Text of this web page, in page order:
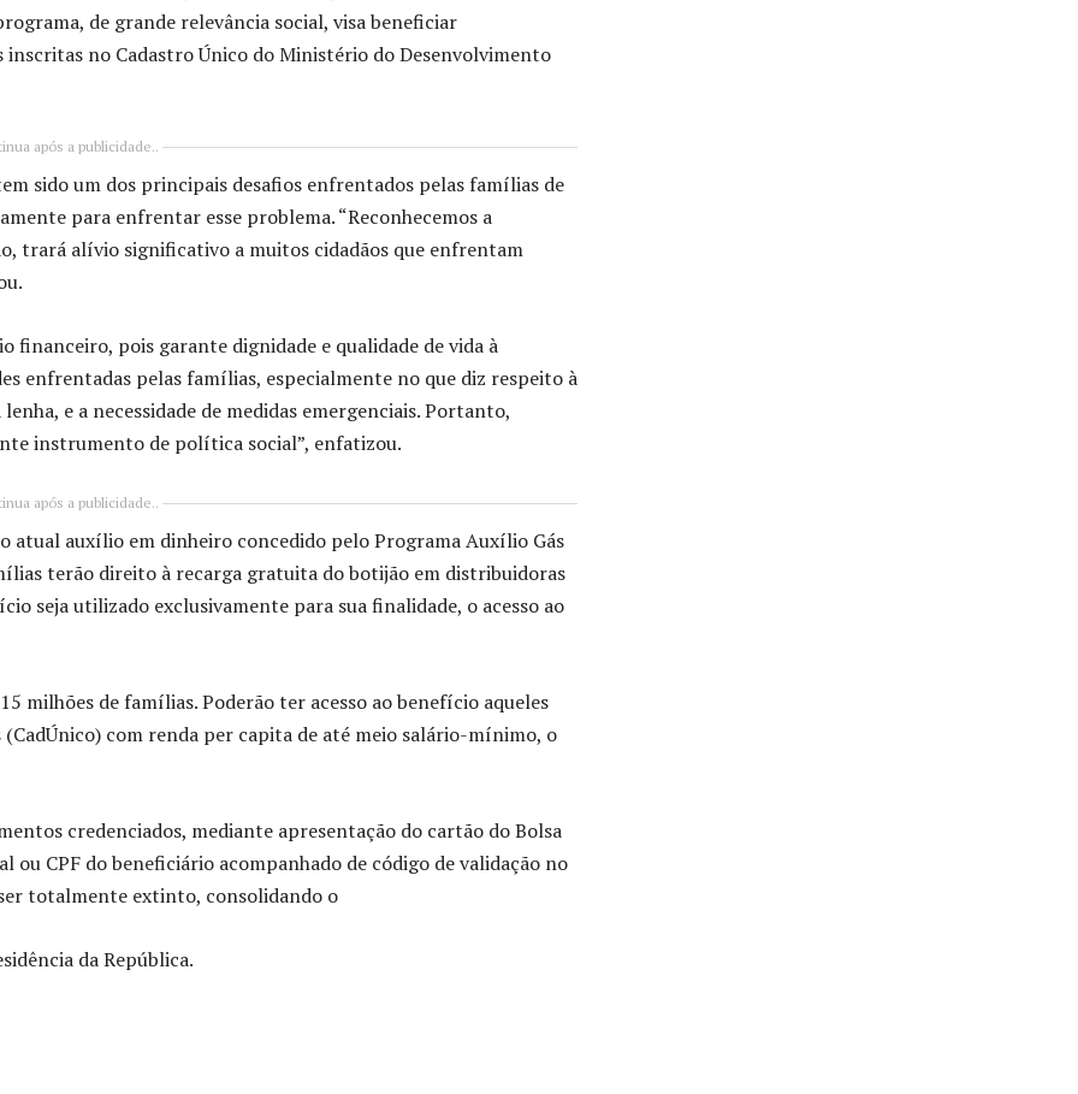
de grande relevância social, visa beneficiar
no Cadastro Único do Ministério do Desenvolvimento
após a publicidade..
sido um dos principais desafios enfrentados pelas famílias de
para enfrentar esse problema. “Reconhecemos a
trará alívio significativo a muitos cidadãos que enfrentam
financeiro, pois garante dignidade e qualidade de vida à
enfrentadas pelas famílias, especialmente no que diz respeito à
e a necessidade de medidas emergenciais. Portanto,
instrumento de política social”, enfatizou.
após a publicidade..
atual auxílio em dinheiro concedido pelo Programa Auxílio Gás
terão direito à recarga gratuita do botijão em distribuidoras
seja utilizado exclusivamente para sua finalidade, o acesso ao
milhões de famílias. Poderão ter acesso ao benefício aqueles
com renda per capita de até meio salário-mínimo, o
credenciados, mediante apresentação do cartão do Bolsa
ou CPF do beneficiário acompanhado de código de validação no
totalmente extinto, consolidando o
da República.